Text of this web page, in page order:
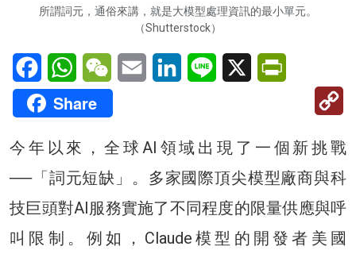
所謂詞元，通俗來講，就是大模型處理資訊的最小單元。
（Shutterstock）
FacebookWhatsAppWeChatEmail LinkedInLine X
Share
今年以來，全球AI領域出現了一個新挑戰
──「詞元短缺」。多家國際頂尖模型廠商與科
技巨頭對AI服務實施了不同程度的限量供應與呼
叫限制。例如，Claude模型的開發者美國